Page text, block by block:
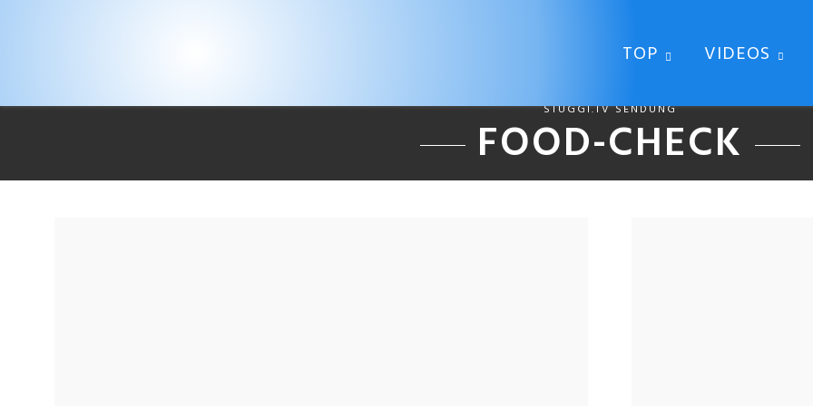
TOP VIDEOS
STUGGI.TV SENDUNG
FOOD-CHECK